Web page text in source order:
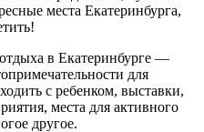
места Екатеринбурга,
в Екатеринбурге —
для
с ребенком, выставки,
места для активного
другое.